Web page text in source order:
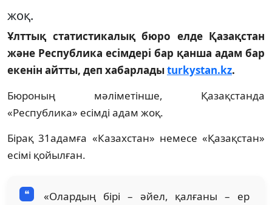
жоқ.
Ұлттық статистикалық бюро елде Қазақстан
және Республика есімдері бар қанша адам бар
екенін айтты, деп хабарладыturkystan.kz.
Бюроның мәліметінше, Қазақстанда
«Республика» есімді адам жоқ.
Бірақ 31адамға «Казахстан» немесе «Қазақстан»
есімі қойылған.
«Олардың бірі – әйел, қалғаны – ер